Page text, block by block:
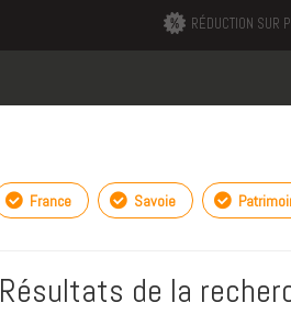
RÉDUCTION SUR
France Savoie
Résultats de la